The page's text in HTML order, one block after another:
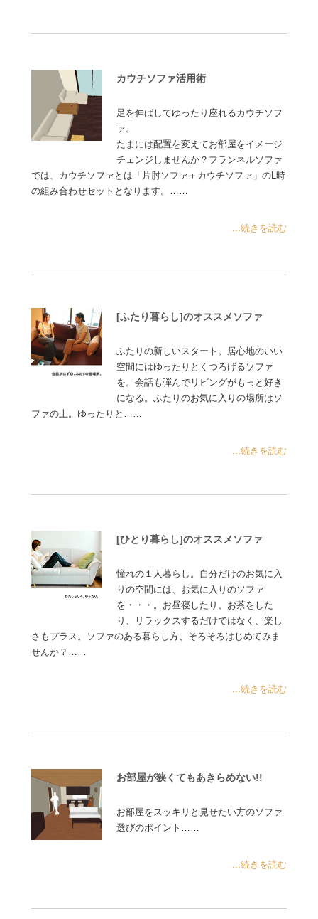
カウチソファ活用術
足を伸ばしてゆったり座れるカウチソフ
ァ。
たまには配置を変えてお部屋をイメージ
チェンジしませんか？フランネルソファ
では、カウチソファとは「片肘ソファ＋カウチソファ」のL時
の組み合わせセットとなります。……
...続きを読む
[ふたり暮らし]のオススメソファ
ふたりの新しいスタート。居心地のいい
空間にはゆったりとくつろげるソファ
を。会話も弾んでリビングがもっと好き
になる。ふたりのお気に入りの場所はソ
ファの上。ゆったりと……
...続きを読む
[ひとり暮らし]のオススメソファ
憧れの１人暮らし。自分だけのお気に入
りの空間には、お気に入りのソファ
を・・・。お昼寝したり、お茶をした
り、リラックスするだけではなく、楽し
さもプラス。ソファのある暮らし方、そろそろはじめてみま
せんか？……
...続きを読む
お部屋が狭くてもあきらめない!!
お部屋をスッキリと見せたい方のソファ
選びのポイント……
...続きを読む